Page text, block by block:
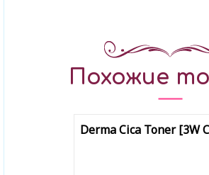
Похожие
Derma Cica Toner [3W